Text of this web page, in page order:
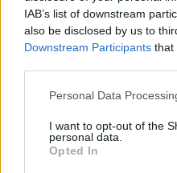
IAB’s list of downstream
also be disclosed by us to
Downstream Participants that
Personal Data
I want to opt-out of the
personal data.
Opted In